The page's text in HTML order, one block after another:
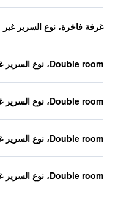
غرفة فاخرة، نوع السرير
Double room، نوع السرير غير معروف
Double room، نوع السرير غير معروف
Double room، نوع السرير غير معروف
Double room، نوع السرير غير معروف